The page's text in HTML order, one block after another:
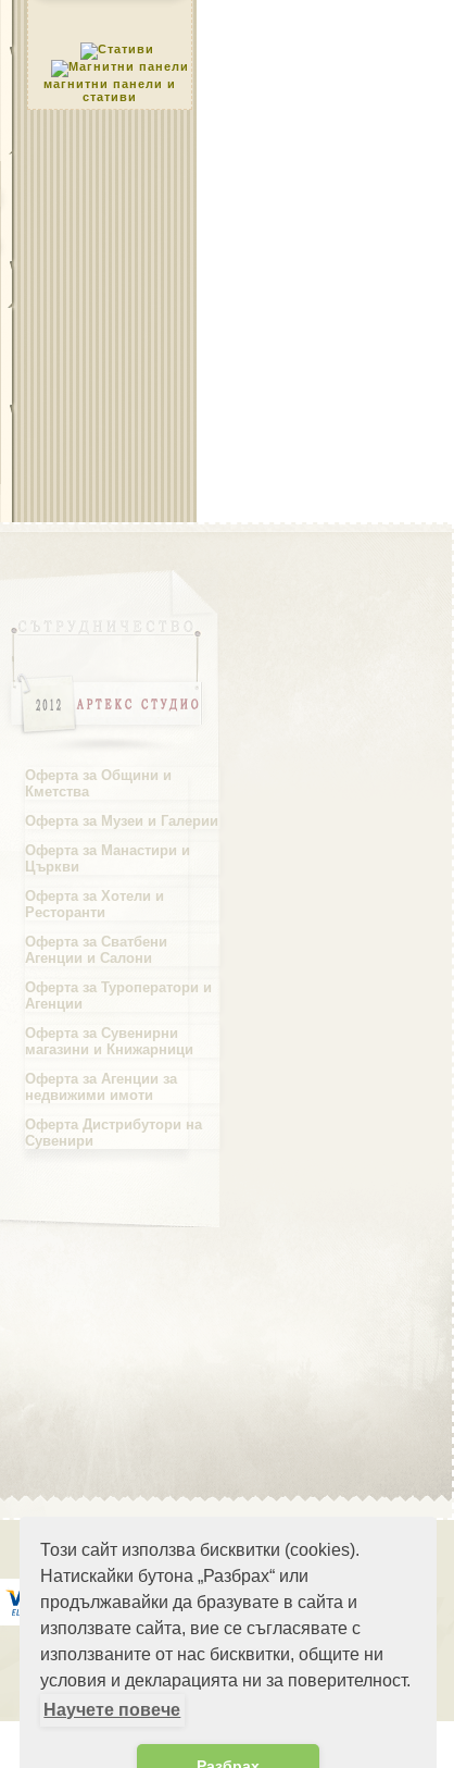
Този сайт използва бисквитки (cookies).
Натискайки бутона „Разбрах“ или
продължавайки да бразувате в сайта и
използвате сайта, вие се съгласявате с
използваните от нас бисквитки, общите ни
условия и декларацията ни за поверителност.
Научете повече
Област Пазарджик
Област Русе
Област Силистра
Област Сливен
Област Смолян
Област София
Област Хасково
Област Шумен
магнитни панели и
стативи
Оферта за Общини и
Кметства
Оферта за Музеи и Галерии
Оферта за Манастири и
Църкви
Оферта за Хотели и
Ресторанти
Оферта за Сватбени
Агенции и Салони
Оферта за Туроператори и
Агенции
Оферта за Сувенирни
магазини и Книжарници
Оферта за Агенции за
недвижими имоти
Оферта Дистрибутори на
Сувенири